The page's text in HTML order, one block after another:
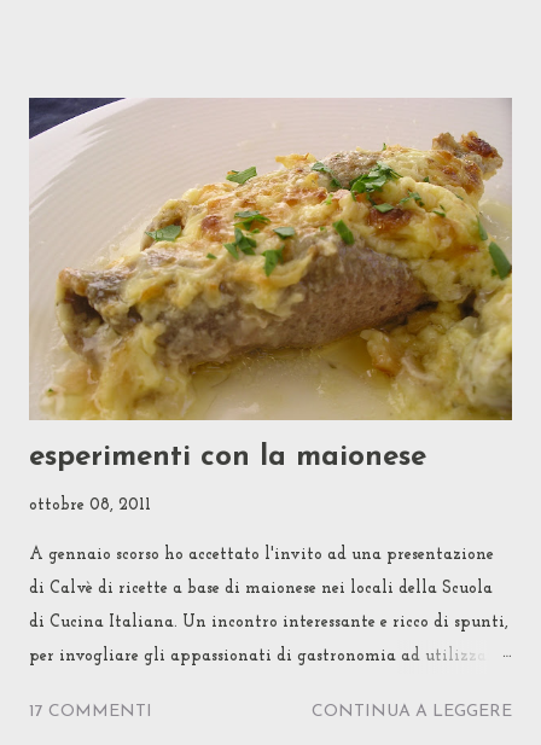
arrostire". In Germania di solito viene speziata in modo deciso
con pepe, noce moscata e/o cumino, mentre in Svizzera il suo
sapore è molto più delicato. In Ticino ne esiste una versione
mignon, una "collana" di micro-salsiccine detta cipollata
non perchè contenga cipolle ma perchè, appunto, di solito si
serve in salsa di cipolle. Ma, a casa della mia mamma
lavoratrice senza tempo ne' passione per la cucina,...
esperimenti con la maionese
ottobre 08, 2011
A gennaio scorso ho accettato l'invito ad una presentazione
di Calvè di ricette a base di maionese nei locali della Scuola
di Cucina Italiana. Un incontro interessante e ricco di spunti,
per invogliare gli appassionati di gastronomia ad utilizzare
17 COMMENTI CONTINUA A LEGGERE